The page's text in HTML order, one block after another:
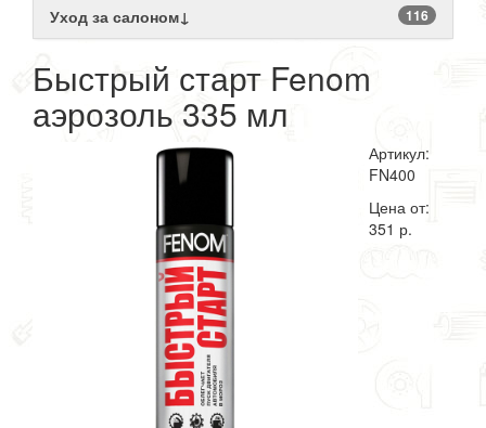
Уход за салоном↓ 116
Быстрый старт Fenom
аэрозоль 335 мл
Артикул:
FN400
Цена от:
351 р.